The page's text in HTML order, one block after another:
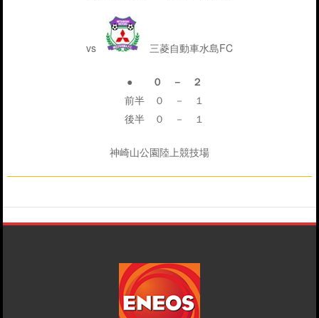
vs 三菱自動車水島FC
● ０ － ２
前半 ０ － １
後半 ０ － １
神崎山公園陸上競技場